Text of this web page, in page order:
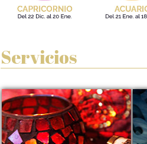
Servicios